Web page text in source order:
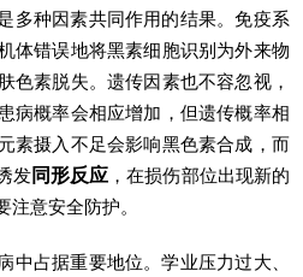
多种因素共同作用的结果。免疫系
体错误地将黑素细胞识别为外来物
色素脱失。遗传因素也不容忽视，
病概率会相应增加，但遗传概率相
素摄入不足会影响黑色素合成，而
发同形反应 ，在损伤部位出现新的
注意安全防护。
中占据重要地位。学业压力过大、